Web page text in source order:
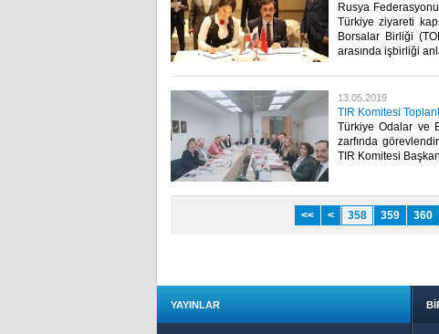
Rusya
Türkiye ziyareti
Borsalar Birliği
arasında işbirliği
13.05.2019
TIR Komitesi
Türkiye Odalar ve
zarfında
TIR Komitesi
<< < 358 359 360
YAYINLAR